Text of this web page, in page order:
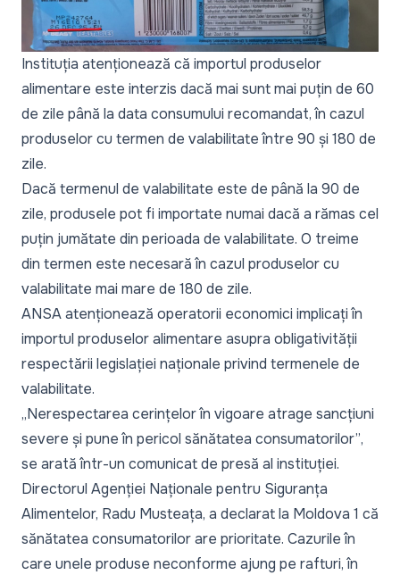
Instituția atenționează că importul produselor
alimentare este interzis dacă mai sunt mai puțin de 60
de zile până la data consumului recomandat, în cazul
produselor cu termen de valabilitate între 90 și 180 de
zile.
Dacă termenul de valabilitate este de până la 90 de
zile, produsele pot fi importate numai dacă a rămas cel
puțin jumătate din perioada de valabilitate. O treime
din termen este necesară în cazul produselor cu
valabilitate mai mare de 180 de zile.
ANSA atenționează operatorii economici implicați în
importul produselor alimentare asupra obligativității
respectării legislației naționale privind termenele de
valabilitate.
„Nerespectarea cerințelor în vigoare atrage sancțiuni
severe și pune în pericol sănătatea consumatorilor”,
se arată într-un comunicat de presă al instituției.
Directorul Agenției Naționale pentru Siguranța
Alimentelor, Radu Musteața, a declarat la Moldova 1 că
sănătatea consumatorilor are prioritate. Cazurile în
care unele produse neconforme ajung pe rafturi, în